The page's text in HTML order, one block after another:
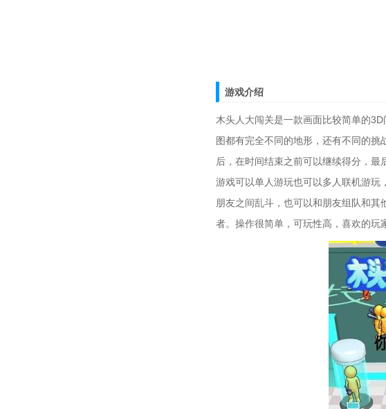
游戏介绍
木头人大闯关是一款画面比较简单的
图都有完全不同的地形，还有不同的
后，在时间结束之前可以继续得分，最
游戏可以单人游玩也可以多人联机游玩
朋友之间乱斗，也可以和朋友组队和
者。操作很简单，可玩性高，喜欢的玩